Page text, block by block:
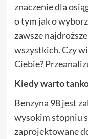
znaczenie dla
o tym jak o
zawsze
wszystkich. Czy
Ciebie?
Kiedy warto
Benzyna 98 jest
wysokim stopniu
zaprojektowane